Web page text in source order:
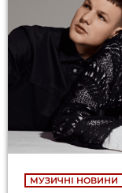
МУЗИЧНІ НОВИНИ